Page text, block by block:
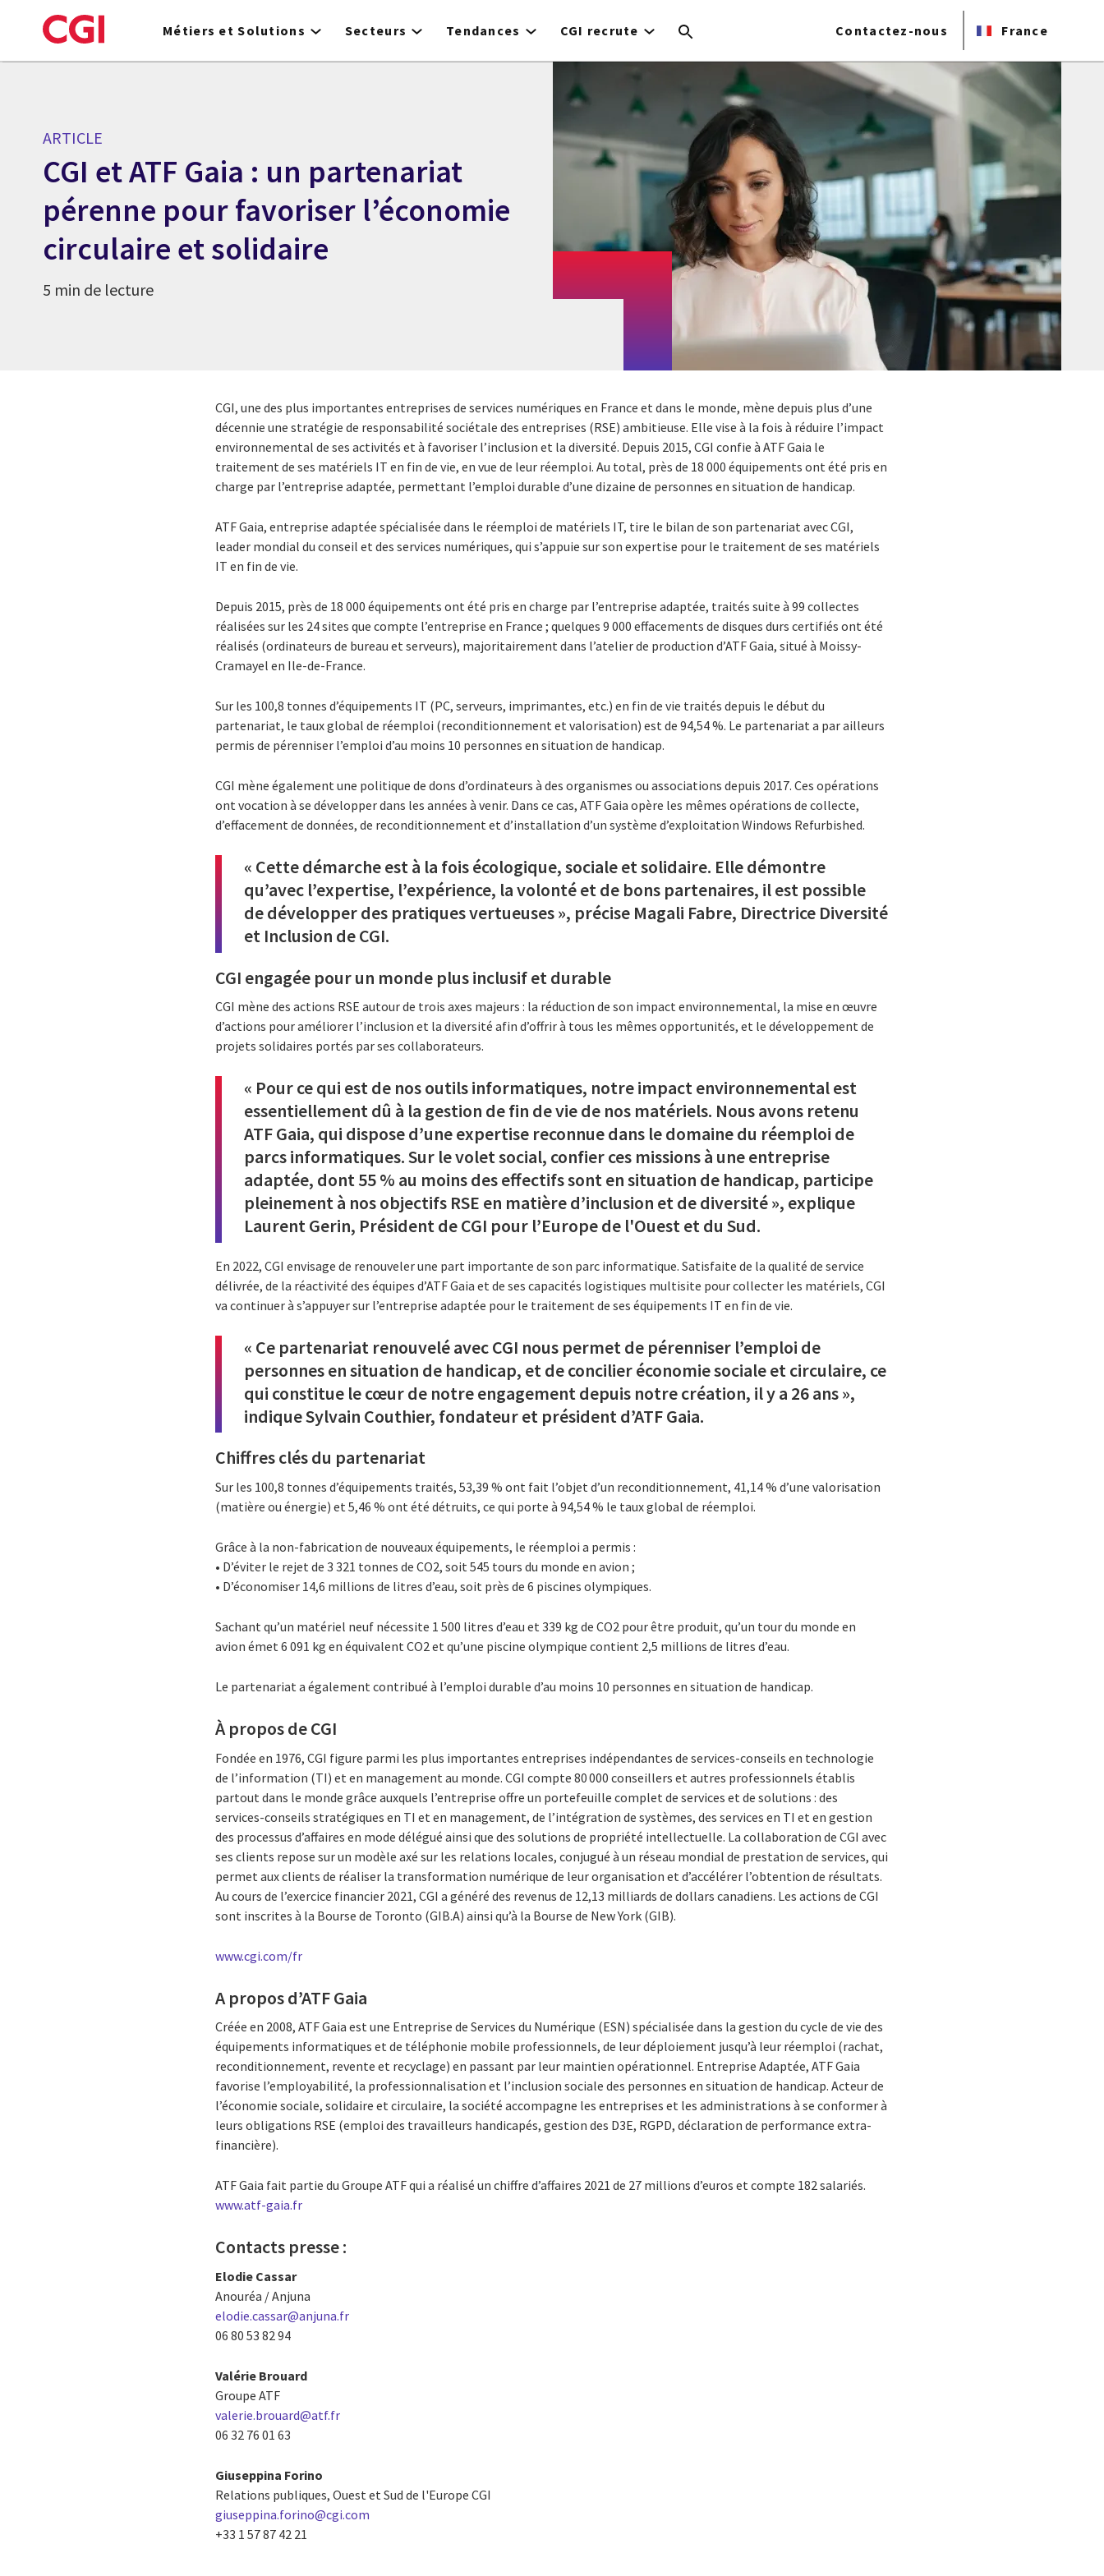
to
Métiers et Solutions Secteurs Tendances CGI recrute Contactez-nous France
ARTICLE
CGI et ATF Gaia : un partenariat
pérenne pour favoriser l’économie
circulaire et solidaire
5 min de lecture
CGI, une des plus importantes entreprises de services numériques en France et dans le monde, mène depuis plus d’une
décennie une stratégie de responsabilité sociétale des entreprises (RSE) ambitieuse. Elle vise à la fois à réduire l’impact
environnemental de ses activités et à favoriser l’inclusion et la diversité. Depuis 2015, CGI confie à ATF Gaia le
traitement de ses matériels IT en fin de vie, en vue de leur réemploi. Au total, près de 18 000 équipements ont été pris en
charge par l’entreprise adaptée, permettant l’emploi durable d’une dizaine de personnes en situation de handicap.
ATF Gaia, entreprise adaptée spécialisée dans le réemploi de matériels IT, tire le bilan de son partenariat avec CGI,
leader mondial du conseil et des services numériques, qui s’appuie sur son expertise pour le traitement de ses matériels
IT en fin de vie.
Depuis 2015, près de 18 000 équipements ont été pris en charge par l’entreprise adaptée, traités suite à 99 collectes
réalisées sur les 24 sites que compte l’entreprise en France ; quelques 9 000 effacements de disques durs certifiés ont été
réalisés (ordinateurs de bureau et serveurs), majoritairement dans l’atelier de production d’ATF Gaia, situé à Moissy-
Cramayel en Ile-de-France.
Sur les 100,8 tonnes d’équipements IT (PC, serveurs, imprimantes, etc.) en fin de vie traités depuis le début du
partenariat, le taux global de réemploi (reconditionnement et valorisation) est de 94,54 %. Le partenariat a par ailleurs
permis de pérenniser l’emploi d’au moins 10 personnes en situation de handicap.
CGI mène également une politique de dons d’ordinateurs à des organismes ou associations depuis 2017. Ces opérations
ont vocation à se développer dans les années à venir. Dans ce cas, ATF Gaia opère les mêmes opérations de collecte,
d’effacement de données, de reconditionnement et d’installation d’un système d’exploitation Windows Refurbished.
« Cette démarche est à la fois écologique, sociale et solidaire. Elle démontre
qu’avec l’expertise, l’expérience, la volonté et de bons partenaires, il est possible
de développer des pratiques vertueuses », précise Magali Fabre, Directrice Diversité
et Inclusion de CGI.
CGI engagée pour un monde plus inclusif et durable
CGI mène des actions RSE autour de trois axes majeurs : la réduction de son impact environnemental, la mise en œuvre
d’actions pour améliorer l’inclusion et la diversité afin d’offrir à tous les mêmes opportunités, et le développement de
projets solidaires portés par ses collaborateurs.
« Pour ce qui est de nos outils informatiques, notre impact environnemental est
essentiellement dû à la gestion de fin de vie de nos matériels. Nous avons retenu
ATF Gaia, qui dispose d’une expertise reconnue dans le domaine du réemploi de
parcs informatiques. Sur le volet social, confier ces missions à une entreprise
adaptée, dont 55 % au moins des effectifs sont en situation de handicap, participe
pleinement à nos objectifs RSE en matière d’inclusion et de diversité », explique
Laurent Gerin, Président de CGI pour l’Europe de l'Ouest et du Sud.
En 2022, CGI envisage de renouveler une part importante de son parc informatique. Satisfaite de la qualité de service
délivrée, de la réactivité des équipes d’ATF Gaia et de ses capacités logistiques multisite pour collecter les matériels, CGI
va continuer à s’appuyer sur l’entreprise adaptée pour le traitement de ses équipements IT en fin de vie.
« Ce partenariat renouvelé avec CGI nous permet de pérenniser l’emploi de
personnes en situation de handicap, et de concilier économie sociale et circulaire, ce
qui constitue le cœur de notre engagement depuis notre création, il y a 26 ans »,
indique Sylvain Couthier, fondateur et président d’ATF Gaia.
Chiffres clés du partenariat
Sur les 100,8 tonnes d’équipements traités, 53,39 % ont fait l’objet d’un reconditionnement, 41,14 % d’une valorisation
(matière ou énergie) et 5,46 % ont été détruits, ce qui porte à 94,54 % le taux global de réemploi.
Grâce à la non-fabrication de nouveaux équipements, le réemploi a permis :
• D’éviter le rejet de 3 321 tonnes de CO2, soit 545 tours du monde en avion ;
• D’économiser 14,6 millions de litres d’eau, soit près de 6 piscines olympiques.
Sachant qu’un matériel neuf nécessite 1 500 litres d’eau et 339 kg de CO2 pour être produit, qu’un tour du monde en
avion émet 6 091 kg en équivalent CO2 et qu’une piscine olympique contient 2,5 millions de litres d’eau.
Le partenariat a également contribué à l’emploi durable d’au moins 10 personnes en situation de handicap.
À propos de CGI
Fondée en 1976, CGI figure parmi les plus importantes entreprises indépendantes de services-conseils en technologie
de l’information (TI) et en management au monde. CGI compte 80 000 conseillers et autres professionnels établis
partout dans le monde grâce auxquels l’entreprise offre un portefeuille complet de services et de solutions : des
services-conseils stratégiques en TI et en management, de l’intégration de systèmes, des services en TI et en gestion
des processus d’affaires en mode délégué ainsi que des solutions de propriété intellectuelle. La collaboration de CGI avec
ses clients repose sur un modèle axé sur les relations locales, conjugué à un réseau mondial de prestation de services, qui
permet aux clients de réaliser la transformation numérique de leur organisation et d’accélérer l’obtention de résultats.
Au cours de l’exercice financier 2021, CGI a généré des revenus de 12,13 milliards de dollars canadiens. Les actions de CGI
sont inscrites à la Bourse de Toronto (GIB.A) ainsi qu’à la Bourse de New York (GIB).
www.cgi.com/fr
A propos d’ATF Gaia
Créée en 2008, ATF Gaia est une Entreprise de Services du Numérique (ESN) spécialisée dans la gestion du cycle de vie des
équipements informatiques et de téléphonie mobile professionnels, de leur déploiement jusqu’à leur réemploi (rachat,
reconditionnement, revente et recyclage) en passant par leur maintien opérationnel. Entreprise Adaptée, ATF Gaia
favorise l’employabilité, la professionnalisation et l’inclusion sociale des personnes en situation de handicap. Acteur de
l’économie sociale, solidaire et circulaire, la société accompagne les entreprises et les administrations à se conformer à
leurs obligations RSE (emploi des travailleurs handicapés, gestion des D3E, RGPD, déclaration de performance extra-
financière).
ATF Gaia fait partie du Groupe ATF qui a réalisé un chiffre d’affaires 2021 de 27 millions d’euros et compte 182 salariés.
www.atf-gaia.fr
Contacts presse :
Elodie Cassar
Anouréa / Anjuna
elodie.cassar@anjuna.fr
06 80 53 82 94
Valérie Brouard
Groupe ATF
valerie.brouard@atf.fr
06 32 76 01 63
Giuseppina Forino
Relations publiques, Ouest et Sud de l'Europe CGI
giuseppina.forino@cgi.com
+33 1 57 87 42 21